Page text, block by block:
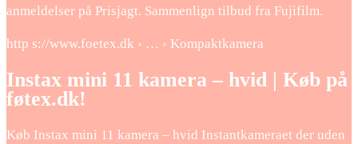
anmeldelser på Prisjagt. Sammenlign tilbud fra Fujifilm.
http s://www.foetex.dk › … › Kompaktkamera
Instax mini 11 kamera – hvid | Køb på
føtex.dk!
Køb Instax mini 11 kamera – hvid Instantkameraet der uden